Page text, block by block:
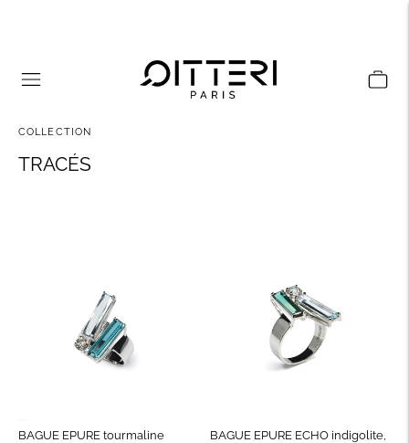
COLLECTION
TRACÉS
BAGUE EPURE tourmaline
BAGUE EPURE ECHO indigolite,